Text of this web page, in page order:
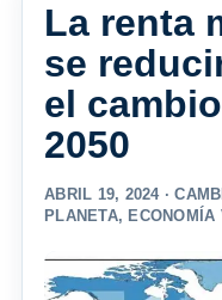
La renta
se
el
2050
ABRIL 19, 2024 ·
PLANETA, ECONOMÍA